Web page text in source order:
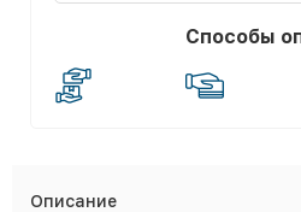
Способы
Описание